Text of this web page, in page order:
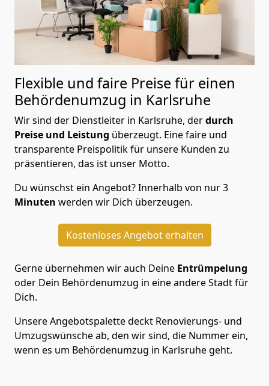
Flexible und faire Preise für einen
Behördenumzug in Karlsruhe
Wir sind der Dienstleiter in Karlsruhe, derdurch
Preise und Leistung überzeugt. Eine faire und
transparente Preispolitik für unsere Kunden zu
präsentieren, das ist unser Motto.
Du wünschst ein Angebot? Innerhalb von nur 3
Minuten werden wir Dich überzeugen.
Kostenloses Angebot erhalten
Gerne übernehmen wir auch Deine Entrümpelung
oder Dein Behördenumzug in eine andere Stadt für
Dich.
Unsere Angebotspalette deckt Renovierungs- und
Umzugswünsche ab, den wir sind, die Nummer ein,
wenn es um Behördenumzug in Karlsruhe geht.